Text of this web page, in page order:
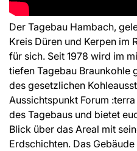
Der Tagebau Hambach,
Kreis Düren und Kerpen im
für sich. Seit 1978 wird im
tiefen Tagebau
des gesetzlichen
Aussichtspunkt Forum
des Tagebaus und bietet
Blick über das Areal mit
Erdschichten. Das